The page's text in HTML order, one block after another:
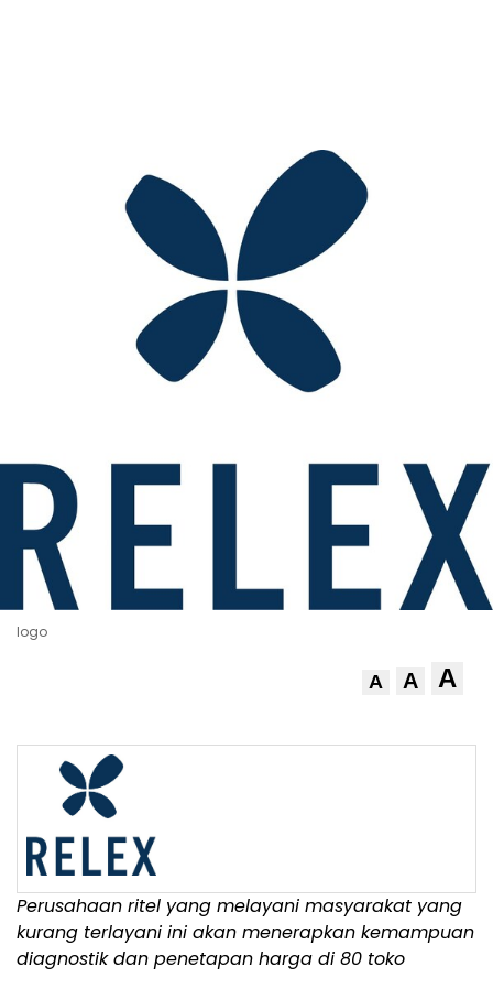
logo
A A A
Perusahaan ritel yang melayani masyarakat yang
kurang terlayani ini akan menerapkan kemampuan
diagnostik dan penetapan harga di 80 toko